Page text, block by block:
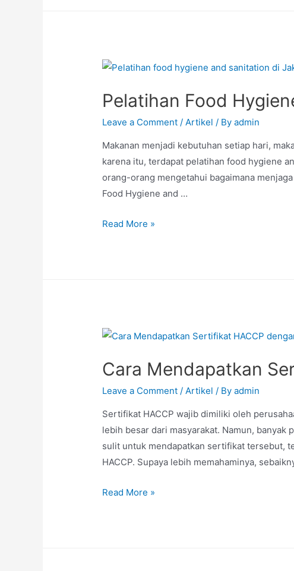
Pelatihan Food
Leave a Comment / Artikel / Byadmin
Makanan menjadi kebutuhan setiap hari,
karena itu, terdapat pelatihan food hygiene
orang-orang mengetahui bagaimana
Food Hygiene and …
Read More »
Cara Mendapatkan
Leave a Comment /Artikel / Byadmin
Sertifikat HACCP wajib dimiliki oleh
lebih besar dari masyarakat. Namun, banyak
sulit untuk mendapatkan sertifikat tersebut,
HACCP. Supaya lebih memahaminya,
Read More »